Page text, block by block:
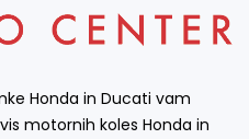
Honda in Ducati vam
motornih koles Honda in